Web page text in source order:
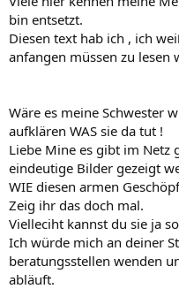
bin entsetzt.
Diesen text hab ich , ich
anfangen müssen zu lesen
Wäre es meine Schwester
aufklären WAS sie da tut !
Liebe Mine es gibt im Netz
eindeutige Bilder gezeigt
WIE diesen armen
Zeig ihr das doch mal.
Vielleciht kannst du sie ja
Ich würde mich an deiner
beratungsstellen wenden
abläuft.